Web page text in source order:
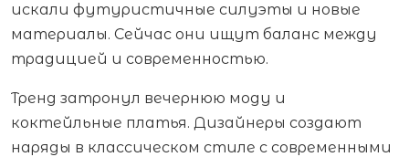
искали футуристичные силуэты и новые
материалы. Сейчас они ищут баланс между
традицией и современностью.
Тренд затронул вечернюю моду и
коктейльные платья. Дизайнеры создают
наряды в классическом стиле с современными